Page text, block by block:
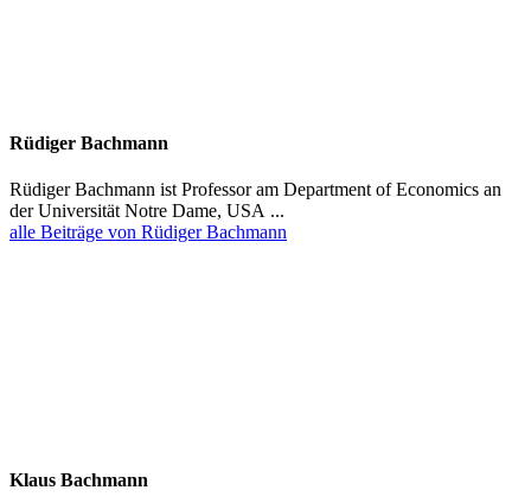
Rüdiger Bachmann
Rüdiger Bachmann ist Professor am Department of Economics an
der Univer­sität Notre Dame, USA ...
alle Beiträge von Rüdiger Bachmann
Klaus Bachmann